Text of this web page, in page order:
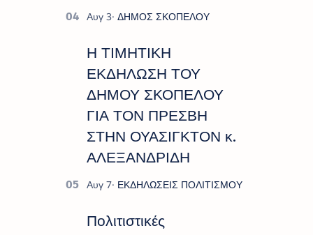
Η ΤΙΜΗΤΙΚΗ
ΕΚΔΗΛΩΣΗ ΤΟΥ
ΔΗΜΟΥ ΣΚΟΠΕΛΟΥ
ΓΙΑ ΤΟΝ ΠΡΕΣΒΗ
ΣΤΗΝ ΟΥΑΣΙΓΚΤΟΝ κ.
ΑΛΕΞΑΝΔΡΙΔΗ
Πολιτιστικές